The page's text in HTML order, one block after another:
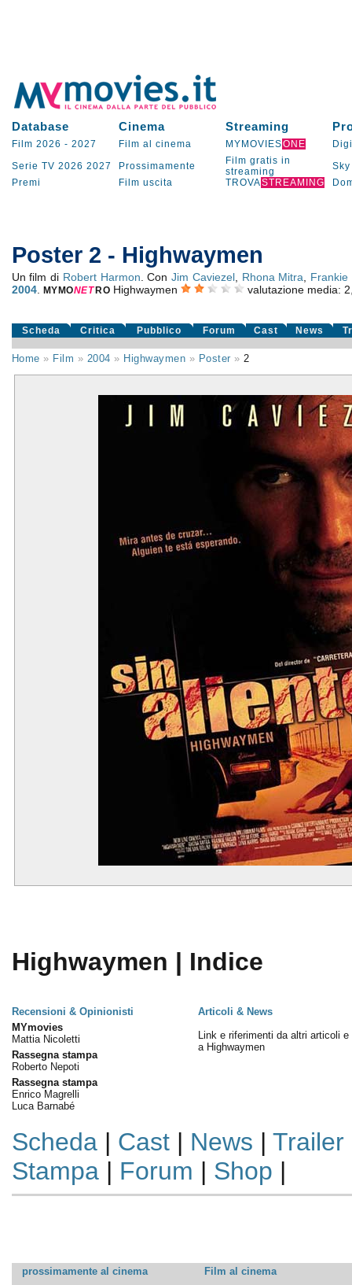
Database Cinema Streaming
Film 2026 - 2027 Film al cinema MYMOVIESONE
Serie TV 2026 2027 Prossimamente
Film gratis in
streaming
Sky
Premi
Film uscita TROVASTREAMING
Poster 2 - Highwaymen
Un film di Robert Harmon . ConJim Caviezel, Rhona Mitra
Frankie
2004. MYMONET RO Highwaymen valutazione media:
Scheda Critica Pubblico Forum Cast News
Home » Film » 2004 » Highwaymen » Poster »2
Highwaymen | Indice
Recensioni & Opinionisti
Articoli & News
MYmovies
Mattia Nicoletti
Rassegna stampa
Roberto Nepoti
Rassegna stampa
Enrico Magrelli
Luca Barnabé
Link e riferimenti da altri articoli e
a Highwaymen
Scheda| Cast| News | Trailer
Stampa| Forum | Shop |
prossimamente al cinema
Film al cinema